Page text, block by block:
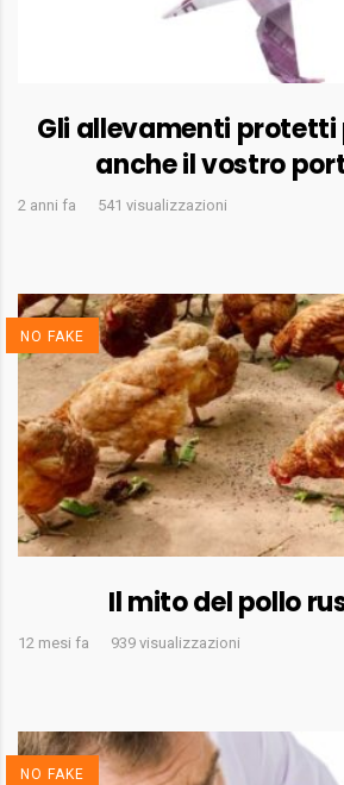
Gli allevamenti
anche il vostro
2 anni fa 541 visualizzazioni
NO FAKE
Il mito del pollo
12 mesi fa 939 visualizzazioni
NO FAKE